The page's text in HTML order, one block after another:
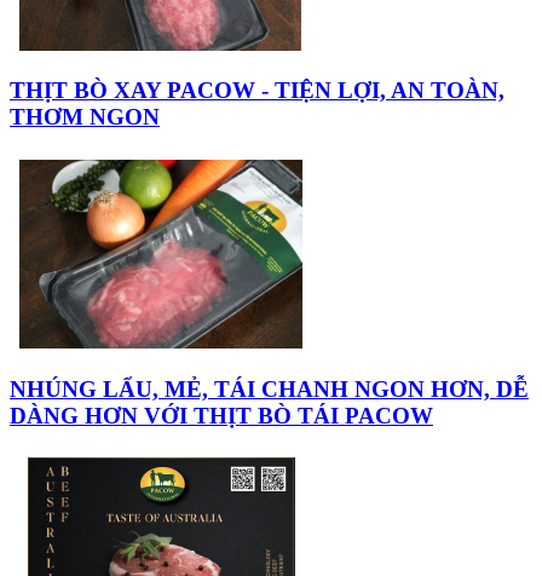
THỊT BÒ XAY PACOW - TIỆN LỢI, AN TOÀN,
THƠM NGON
NHÚNG LẨU, MẺ, TÁI CHANH NGON HƠN, DỄ
DÀNG HƠN VỚI THỊT BÒ TÁI PACOW